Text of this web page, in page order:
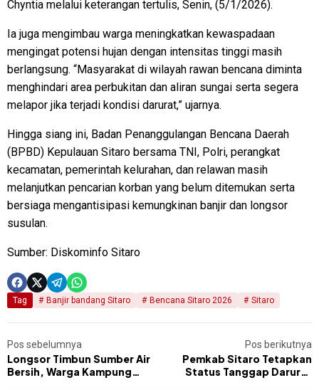
Chyntia melalui keterangan tertulis, Senin, (5/1/2026).
Ia juga mengimbau warga meningkatkan kewaspadaan
mengingat potensi hujan dengan intensitas tinggi masih
berlangsung. “Masyarakat di wilayah rawan bencana diminta
menghindari area perbukitan dan aliran sungai serta segera
melapor jika terjadi kondisi darurat,” ujarnya.
Hingga siang ini, Badan Penanggulangan Bencana Daerah
(BPBD) Kepulauan Sitaro bersama TNI, Polri, perangkat
kecamatan, pemerintah kelurahan, dan relawan masih
melanjutkan pencarian korban yang belum ditemukan serta
bersiaga mengantisipasi kemungkinan banjir dan longsor
susulan.
Sumber: Diskominfo Sitaro
Tag Banjir bandang Sitaro Bencana Sitaro 2026 Sitaro
Pos sebelumnya
Longsor Timbun Sumber Air
Bersih, Warga Kampung
Pos berikutnya
Pemkab Sitaro Tetapkan
Status Tanggap Darurat